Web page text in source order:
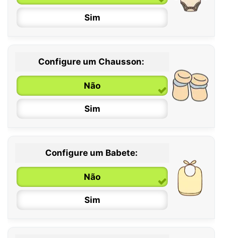
Sim
0 / 6 meses
6 / 12 meses
12 / 18 meses
Configure um Chausson:
Não
Sim
Configure um Babete:
Não
Sim